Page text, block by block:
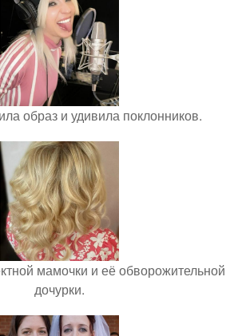
образ и удивила поклонников.
мамочки и её обворожительной
дочурки.